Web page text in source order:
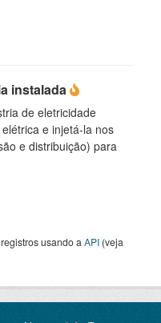
instalada
de eletricidade
e injetá-la nos
e distribuição) para
usando a API (veja